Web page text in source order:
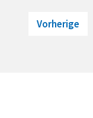
Vorherige